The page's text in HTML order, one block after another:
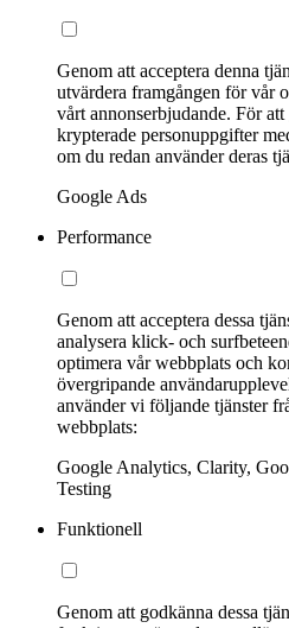
Genom att acceptera denna
utvärdera framgången för vår
vårt annonserbjudande. För
krypterade personuppgifter
om du redan använder deras
Google Ads
Performance
Genom att acceptera dessa
analysera klick- och
optimera vår webbplats och
övergripande
använder vi följande tjänster
webbplats:
Google Analytics, Clarity,
Testing
Funktionell
Genom att godkänna dessa